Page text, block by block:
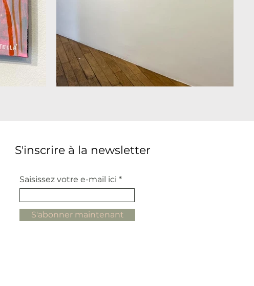
S'inscrire à la newsletter
Saisissez votre e-mail ici
S'abonner maintenant